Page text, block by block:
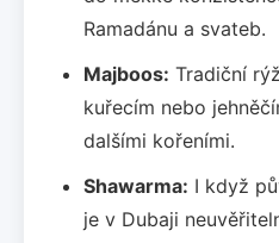
Ramadánu a svateb.
Majboos: Tradiční
kuřecím nebo
dalšími kořeními.
Shawarma: I když
je v Dubaji